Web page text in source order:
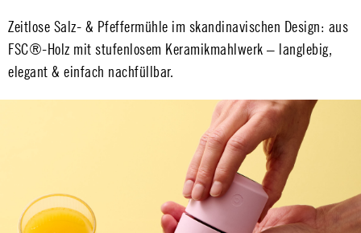
Zeitlose Salz- & Pfeffermühle im skandinavischen Design: aus
FSC®-Holz mit stufenlosem Keramikmahlwerk – langlebig,
elegant & einfach nachfüllbar.